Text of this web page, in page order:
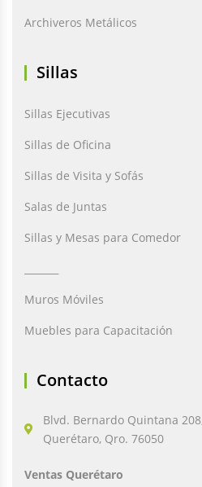
Archiveros Metálicos
Sillas
Sillas Ejecutivas
Sillas de Oficina
Sillas de Visita y Sofás
Salas de Juntas
Sillas y Mesas para Comedor
Muros Móviles
Muebles para Capacitación
Contacto
Blvd. Bernardo Quintana
Querétaro, Qro. 76050
Ventas Querétaro